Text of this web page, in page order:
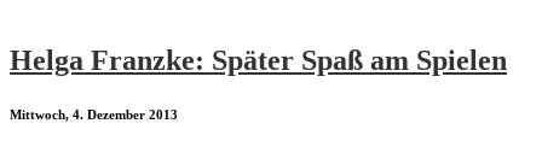
Helga Franzke: Später Spaß am Spielen
Mittwoch, 4. Dezember 2013